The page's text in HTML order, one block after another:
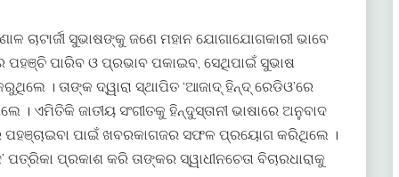
ସୁଭାଷଙ୍କୁ ଜଣେ ମହାନ ଯୋଗାଯୋଗକାରୀ ଭାବେ
ପହଞ୍ଚି ପାରିବ ଓ ପ୍ରଭାବ ପକାଇବ, ସେଥିପାଇଁ ସୁଭାଷ
। ତାଙ୍କ ଦ୍ୱାରା ସ୍ଥାପିତ ‘ଆଜାଦ୍‍ ହିନ୍ଦ୍‍ ରେଡିଓ’ରେ
ଏମିତିକି ଜାତୀୟ ସଂଗୀତକୁ ହିନ୍ଦୁସ୍ତାନୀ ଭାଷାରେ ଅନୁବାଦ
ପହଞ୍ଚାଇବା ପାଇଁ ଖବରକାଗଜର ସଫଳ ପ୍ରୟୋଗ କରିଥିଲେ ।
ପତ୍ରିକା ପ୍ରକାଶ କରି ତାଙ୍କର ସ୍ୱାଧୀନଚେତା ବିଚାରଧାରାକୁ